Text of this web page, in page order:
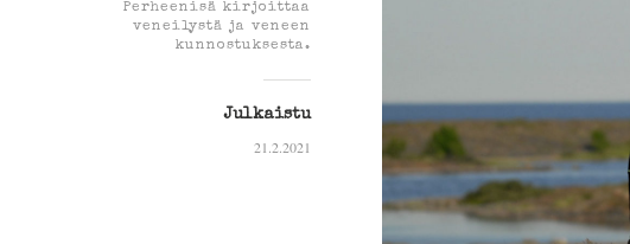
Perheenisä kirjoittaa
veneilystä ja veneen
kunnostuksesta.
Julkaistu
21.2.2021